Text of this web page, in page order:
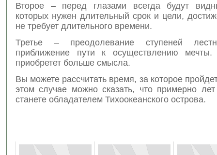
Второе – перед глазами всегда будут
которых нужен длительный срок и цели,
не требует длительного времени.
Третье – преодолевание ступеней
приближение пути к осуществлению
приобретет больше смысла.
Вы можете рассчитать время, за которое
этом случае можно сказать, что примерно
станете обладателем Тихоокеанского острова.